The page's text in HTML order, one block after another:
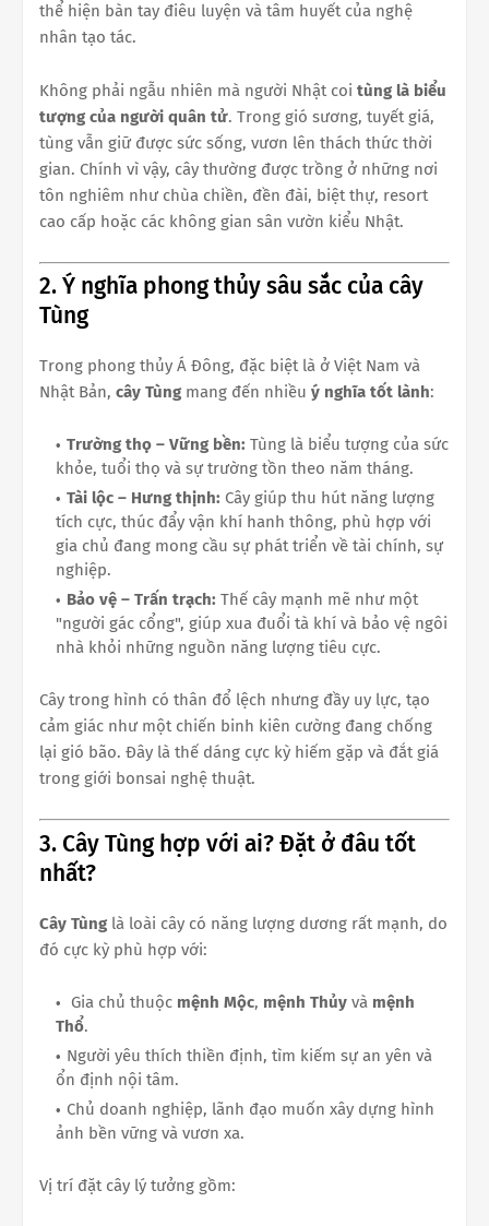
thể hiện bàn tay điêu luyện và tâm huyết của nghệ
nhân tạo tác.
Không phải ngẫu nhiên mà người Nhật coi tùng là biểu
tượng của người quân tử. Trong gió sương, tuyết giá,
tùng vẫn giữ được sức sống, vươn lên thách thức thời
gian. Chính vì vậy, cây thường được trồng ở những nơi
tôn nghiêm như chùa chiền, đền đài, biệt thự, resort
cao cấp hoặc các không gian sân vườn kiểu Nhật.
2. Ý nghĩa phong thủy sâu sắc của cây
Tùng
Trong phong thủy Á Đông, đặc biệt là ở Việt Nam và
Nhật Bản, cây Tùng mang đến nhiều ý nghĩa tốt lành:
Trường thọ – Vững bền: Tùng là biểu tượng của sức
khỏe, tuổi thọ và sự trường tồn theo năm tháng.
Tài lộc – Hưng thịnh: Cây giúp thu hút năng lượng
tích cực, thúc đẩy vận khí hanh thông, phù hợp với
gia chủ đang mong cầu sự phát triển về tài chính, sự
nghiệp.
Bảo vệ – Trấn trạch: Thế cây mạnh mẽ như một
"người gác cổng", giúp xua đuổi tà khí và bảo vệ ngôi
nhà khỏi những nguồn năng lượng tiêu cực.
Cây trong hình có thân đổ lệch nhưng đầy uy lực, tạo
cảm giác như một chiến binh kiên cường đang chống
lại gió bão. Đây là thế dáng cực kỳ hiếm gặp và đắt giá
trong giới bonsai nghệ thuật.
3. Cây Tùng hợp với ai? Đặt ở đâu tốt
nhất?
Cây Tùng là loài cây có năng lượng dương rất mạnh, do
đó cực kỳ phù hợp với:
Gia chủ thuộc mệnh Mộc, mệnh Thủy và mệnh
Thổ.
Người yêu thích thiền định, tìm kiếm sự an yên và
ổn định nội tâm.
Chủ doanh nghiệp, lãnh đạo muốn xây dựng hình
ảnh bền vững và vươn xa.
Vị trí đặt cây lý tưởng gồm: